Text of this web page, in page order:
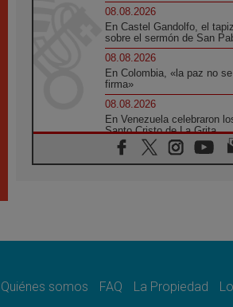
08.08.2026
En Castel Gandolfo, el
sobre el sermón de San
08.08.2026
En Colombia, «la paz no
firma»
08.08.2026
En Venezuela celebraron
Santo Cristo de La Grita
08.08.2026
El Papa: en Santa Ágata
07.08.2026
07.08.2026
Quiénes somos FAQ La Propiedad